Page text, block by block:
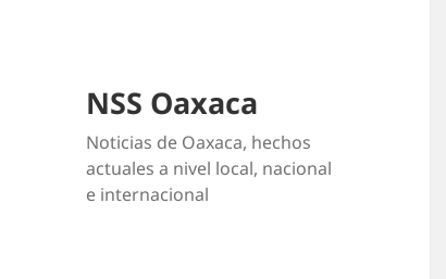
NSS Oaxaca
Noticias de Oaxaca, hechos
actuales a nivel local, nacional
e internacional